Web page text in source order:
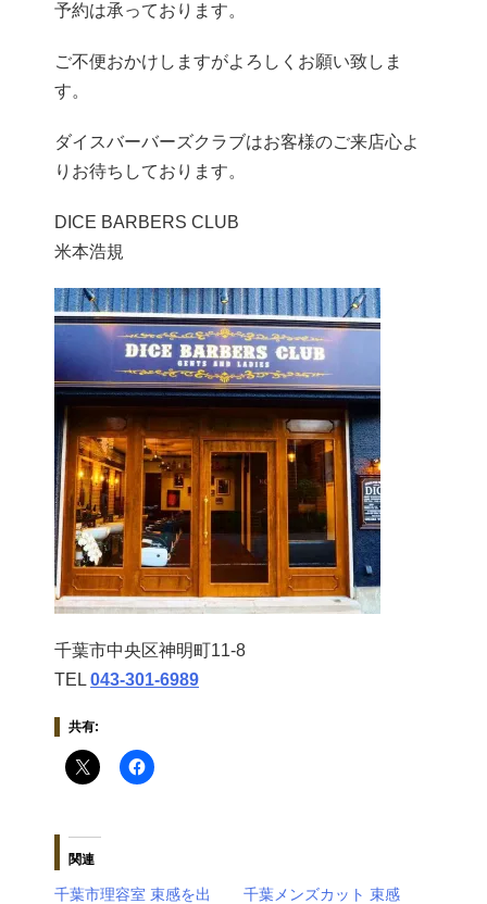
予約は承っております。
ご不便おかけしますがよろしくお願い致しま
す。
ダイスバーバーズクラブはお客様のご来店心よ
りお待ちしております。
DICE BARBERS CLUB
米本浩規
千葉市中央区神明町11-8
TEL 043‐301‐6989
共有:
関連
千葉市理容室 束感を出 千葉メンズカット 束感